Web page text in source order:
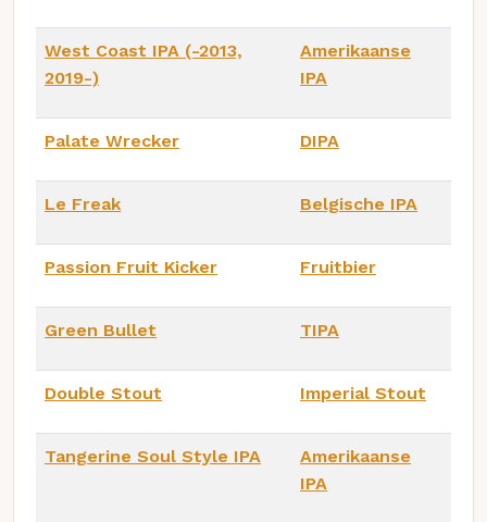
West Coast IPA (-2013,
2019-)
Amerikaanse
IPA
Palate Wrecker DIPA
Le Freak Belgische IPA
Passion Fruit Kicker Fruitbier
Green Bullet TIPA
Double Stout Imperial Stout
Tangerine Soul Style IPA
Amerikaanse
IPA